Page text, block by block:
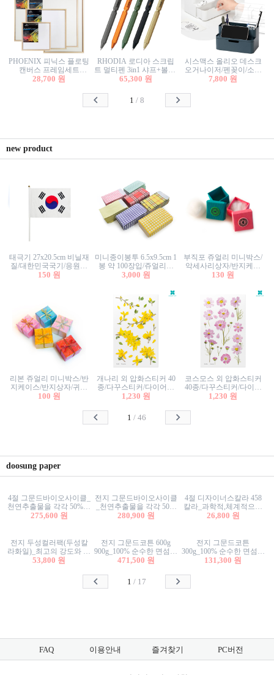
PHOENIX 피닉스 플로팅
캔버스 프레임세트
50x50cm/액자캔버스/인테
28,700 원
RHODIA 로디아 스크립
트 멀티펜 3in1 샤프+볼펜/
무광택 알루미늄 육각배
65,300 원
시스맥스 올리오 데스크
오거나이저/펜꽂이/소품
꽂이/소품함/정리함/수납
7,800 원
1 / 8
new product
태극기 27x20.5cm 비닐재
질/대한민국국기/응원깃
발/행사깃발
150 원
미니종이봉투 6.5x9.5cm 1
봉 약 100장입/쥬얼리봉
투/증명사진봉투/악세사
3,000 원
부직포 쥬얼리 미니박스/
악세사리상자/반지케이
스/반지상자/귀걸이상자/
130 원
리본 쥬얼리 미니박스/반
지케이스/반지상자/귀걸
이상자/귀걸이박스/악세
100 원
개나리 외 압화스티커 40
종/다꾸스티커/다이어리
꾸미기/꽃스티커/자연물
1,230 원
코스모스 외 압화스티커
40종/다꾸스티커/다이어
리꾸미기/꽃스티커/자연
1,230 원
1 /46
doosung paper
4절 그문드바이오사이클_
천연추출물을 각각 50%이
상 함유한 친환경그래픽
275,600 원
전지 그문드바이오사이클
_천연추출물을 각각 50%
이상 함유한 친환경그래
280,900 원
4절 디자이너스칼라 458
칼라_과학적,체계적으로
분류된 200색을 갖춘 색지
26,800 원
전지 두성컬러팩(두성칼
라화일)_최고의 강도와 평
활성을 지닌 다양한 컬러
53,800 원
전지 그문드코튼 600g
900g_100% 순수한 면섬유
로 만든 친환경프리미엄
471,500 원
전지 그문드코튼
300g_100% 순수한 면섬유
로 만든 친환경프리미엄
131,300 원
1 / 17
FAQ 이용안내 즐겨찾기 PC버전